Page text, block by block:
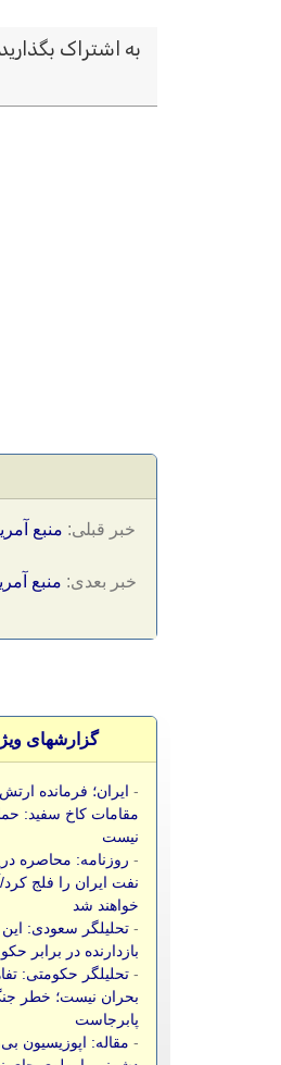
به اشتراک بگذارید
خبر قبلی: منبع
خبر بعدی: منبع
گزارشهای
- ایران؛ فرمانده
مقامات کاخ سفید:
نیست
- روزنامه: محاصره
نفت ایران را فلج
خواهند شد
- تحلیلگر سعودی: این
بازدارنده در برابر
- تحلیلگر حکومتی:
بحران نیست؛ خطر
پابرجاست
- مقاله: اپوزیسیون